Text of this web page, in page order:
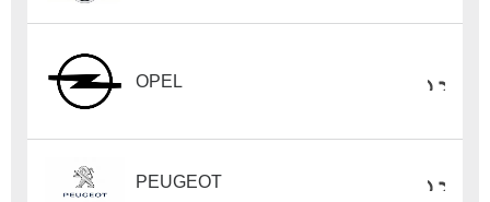
OPEL
PEUGEOT